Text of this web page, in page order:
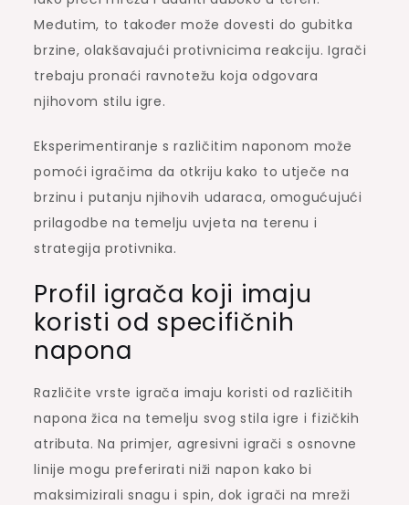
Međutim, to također može dovesti do gubitka
brzine, olakšavajući protivnicima reakciju. Igrači
trebaju pronaći ravnotežu koja odgovara
njihovom stilu igre.
Eksperimentiranje s različitim naponom može
pomoći igračima da otkriju kako to utječe na
brzinu i putanju njihovih udaraca, omogućujući
prilagodbe na temelju uvjeta na terenu i
strategija protivnika.
Profil igrača koji imaju
koristi od specifičnih
napona
Različite vrste igrača imaju koristi od različitih
napona žica na temelju svog stila igre i fizičkih
atributa. Na primjer, agresivni igrači s osnovne
linije mogu preferirati niži napon kako bi
maksimizirali snagu i spin, dok igrači na mreži